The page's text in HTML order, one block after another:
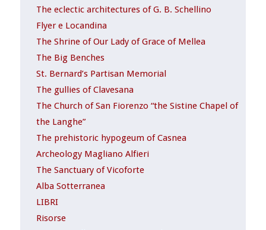
The eclectic architectures of G. B. Schellino
Flyer e Locandina
The Shrine of Our Lady of Grace of Mellea
The Big Benches
St. Bernard’s Partisan Memorial
The gullies of Clavesana
The Church of San Fiorenzo “the Sistine Chapel of
the Langhe”
The prehistoric hypogeum of Casnea
Archeology Magliano Alfieri
The Sanctuary of Vicoforte
Alba Sotterranea
LIBRI
Risorse